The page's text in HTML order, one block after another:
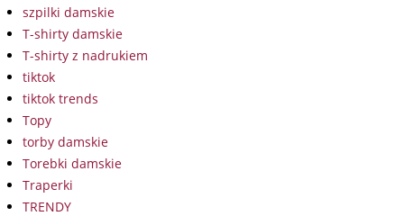
szpilki damskie
T-shirty damskie
T-shirty z nadrukiem
tiktok
tiktok trends
Topy
torby damskie
Torebki damskie
Traperki
TRENDY